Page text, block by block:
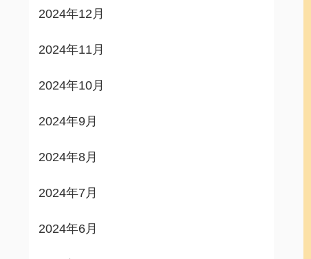
2024年12月
2024年11月
2024年10月
2024年9月
2024年8月
2024年7月
2024年6月